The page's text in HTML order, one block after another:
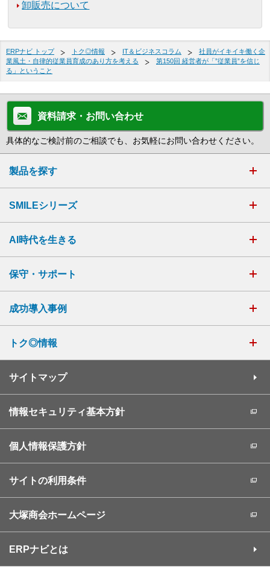
卸販売について
ERPナビ トップ トク◎情報 IT＆ビジネスコラム
社員がイキイキ働く企
業風土・自律的従業員育成のあり方を考える
第150回 経営者が「”従業員”を信じ
る」ということ
資料請求・お問い合わせ
具体的なご検討前のご相談でも、お気軽にお問い合わせください。
製品を探す
SMILEシリーズ
AI時代を生きる
保守・サポート
成功導入事例
トク◎情報
サイトマップ
情報セキュリティ基本方針
個人情報保護方針
サイトの利用条件
大塚商会ホームページ
ERPナビとは